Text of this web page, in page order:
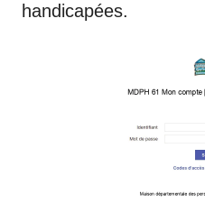
handicapées.